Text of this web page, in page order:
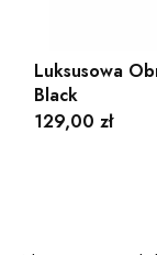
Luksusowa
Black
Cena
129,00 zł